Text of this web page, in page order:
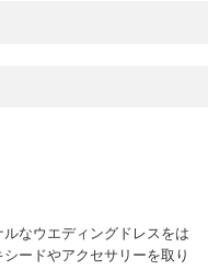
なウエディングドレスをは
ードやアクセサリーを取り